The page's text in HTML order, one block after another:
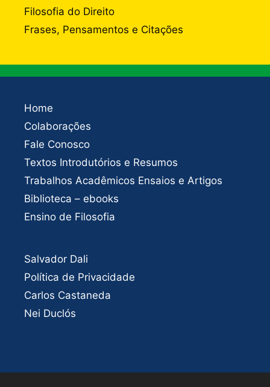
Filosofia do Direito
Frases, Pensamentos e Citações
Home
Colaborações
Fale Conosco
Textos Introdutórios e Resumos
Trabalhos Acadêmicos Ensaios e Artigos
Biblioteca – ebooks
Ensino de Filosofia
Salvador Dali
Política de Privacidade
Carlos Castaneda
Nei Duclós